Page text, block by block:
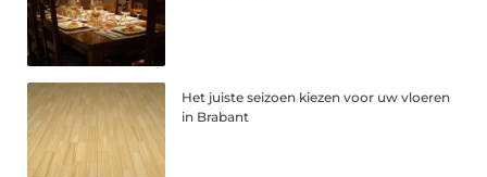
Het juiste seizoen kiezen voor uw vloeren
in Brabant